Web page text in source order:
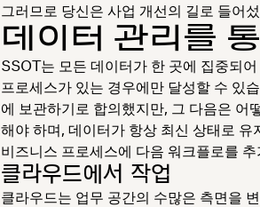
그러므로 당신은 사업 개선의 길로 들어
데이터 관리를
SSOT는 모든 데이터가 한 곳에 집중되
프로세스가 있는 경우에만 달성할 수 있
에 보관하기로 합의했지만, 그 다음은 어
해야 하며, 데이터가 항상 최신 상태로
비즈니스 프로세스에 다음 워크플로를
클라우드에서 작업
클라우드는 업무 공간의 수많은 측면을